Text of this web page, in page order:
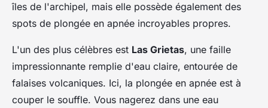
îles de l'archipel, mais elle possède également des
spots de plongée en apnée incroyables propres.
L'un des plus célèbres est Las Grietas, une faille
impressionnante remplie d'eau claire, entourée de
falaises volcaniques. Ici, la plongée en apnée est à
couper le souffle. Vous nagerez dans une eau